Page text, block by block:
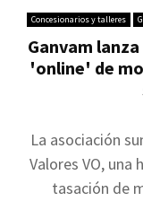
Concesionarios y talleres
Ganvam
'online' de
La asociación
Valores VO, una
tasación de